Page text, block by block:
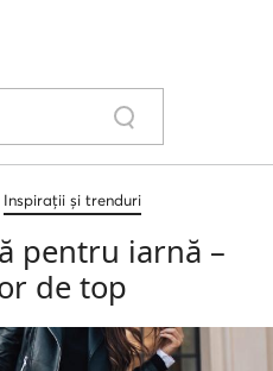
Inspirații și trenduri
pentru iarnă –
de top